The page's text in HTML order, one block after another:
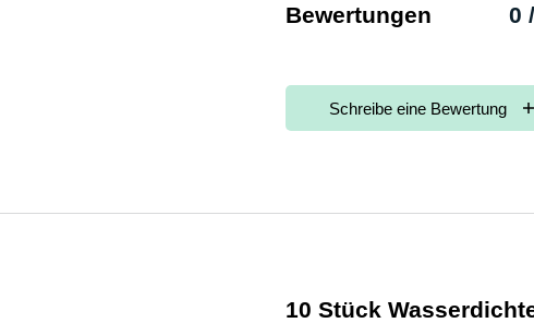
Bewertungen 0
Schreibe eine Bewertung
10 Stück